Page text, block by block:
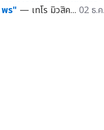
พร" — เทโร มิวสิค... 02 ธ.ค.